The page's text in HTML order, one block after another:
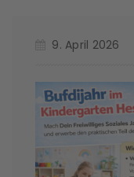
9. April 2026